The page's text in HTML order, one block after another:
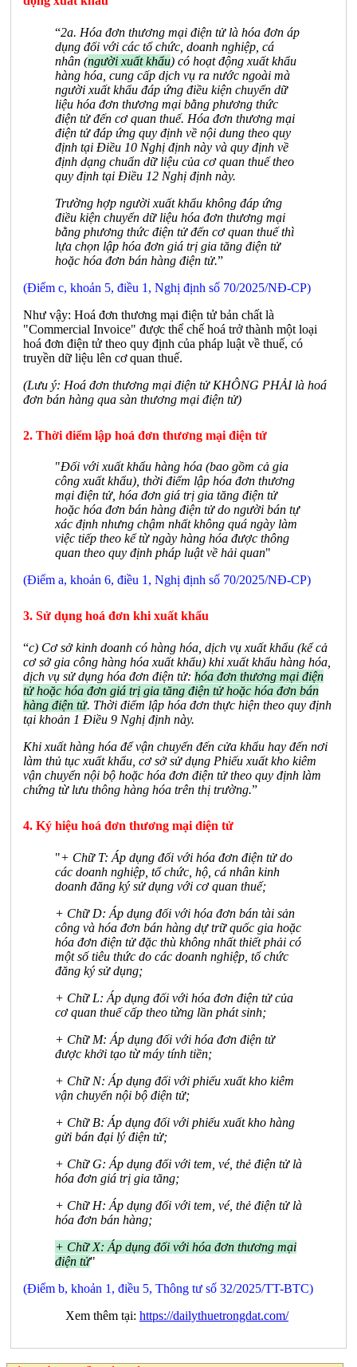
“2a. Hóa đơn thương mại điện tử là hóa đơn áp
dụng đối với các tổ chức, doanh nghiệp, cá
nhân (người xuất khẩu) có hoạt động xuất khẩu
hàng hóa, cung cấp dịch vụ ra nước ngoài mà
người xuất khẩu đáp ứng điều kiện chuyển dữ
liệu hóa đơn thương mại bằng phương thức
điện tử đến cơ quan thuế. Hóa đơn thương mại
điện tử đáp ứng quy định về nội dung theo quy
định tại Điều 10 Nghị định này và quy định về
định dạng chuẩn dữ liệu của cơ quan thuế theo
quy định tại Điều 12 Nghị định này.
Trường hợp người xuất khẩu không đáp ứng
điều kiện chuyển dữ liệu hóa đơn thương mại
bằng phương thức điện tử đến cơ quan thuế thì
lựa chọn lập hóa đơn giá trị gia tăng điện tử
hoặc hóa đơn bán hàng điện tử.”
(Điểm c, khoản 5, điều 1, Nghị định số 70/2025/NĐ-CP)
Như vậy: Hoá đơn thương mại điện tử bản chất là
"Commercial Invoice" được thể chế hoá trở thành một loại
hoá đơn điện tử theo quy định của pháp luật về thuế, có
truyền dữ liệu lên cơ quan thuế.
(Lưu ý: Hoá đơn thương mại điện tử KHÔNG PHẢI là hoá
đơn bán hàng qua sàn thương mại điện tử)
2. Thời điểm lập hoá đơn thương mại điện tử
"Đối với xuất khẩu hàng hóa (bao gồm cả gia
công xuất khẩu), thời điểm lập hóa đơn thương
mại điện tử, hóa đơn giá trị gia tăng điện tử
hoặc hóa đơn bán hàng điện tử do người bán tự
xác định nhưng chậm nhất không quá ngày làm
việc tiếp theo kể từ ngày hàng hóa được thông
quan theo quy định pháp luật về hải quan"
(Điểm a, khoản 6, điều 1, Nghị định số 70/2025/NĐ-CP)
3. Sử dụng hoá đơn khi xuất khẩu
“c) Cơ sở kinh doanh có hàng hóa, dịch vụ xuất khẩu (kể cả
cơ sở gia công hàng hóa xuất khẩu) khi xuất khẩu hàng hóa,
dịch vụ sử dụng hóa đơn điện tử: hóa đơn thương mại điện
tử hoặc hóa đơn giá trị gia tăng điện tử hoặc hóa đơn bán
hàng điện tử. Thời điểm lập hóa đơn thực hiện theo quy định
tại khoản 1 Điều 9 Nghị định này.
Khi xuất hàng hóa để vận chuyển đến cửa khẩu hay đến nơi
làm thủ tục xuất khẩu, cơ sở sử dụng Phiếu xuất kho kiêm
vận chuyển nội bộ hoặc hóa đơn điện tử theo quy định làm
chứng từ lưu thông hàng hóa trên thị trường.”
4. Ký hiệu hoá đơn thương mại điện tử
"+ Chữ T: Áp dụng đối với hóa đơn điện tử do
các doanh nghiệp, tổ chức, hộ, cá nhân kinh
doanh đăng ký sử dụng với cơ quan thuế;
+ Chữ D: Áp dụng đối với hóa đơn bán tài sản
công và hóa đơn bán hàng dự trữ quốc gia hoặc
hóa đơn điện tử đặc thù không nhất thiết phải có
một số tiêu thức do các doanh nghiệp, tổ chức
đăng ký sử dụng;
+ Chữ L: Áp dụng đối với hóa đơn điện tử của
cơ quan thuế cấp theo từng lần phát sinh;
+ Chữ M: Áp dụng đối với hóa đơn điện tử
được khởi tạo từ máy tính tiền;
+ Chữ N: Áp dụng đối với phiếu xuất kho kiêm
vận chuyển nội bộ điện tử;
+ Chữ B: Áp dụng đối với phiếu xuất kho hàng
gửi bán đại lý điện tử;
+ Chữ G: Áp dụng đối với tem, vé, thẻ điện tử là
hóa đơn giá trị gia tăng;
+ Chữ H: Áp dụng đối với tem, vé, thẻ điện tử là
hóa đơn bán hàng;
+ Chữ X: Áp dụng đối với hóa đơn thương mại
điện tử"
(Điểm b, khoản 1, điều 5, Thông tư số 32/2025/TT-BTC)
Xem thêm tại: https://dailythuetrongdat.com/